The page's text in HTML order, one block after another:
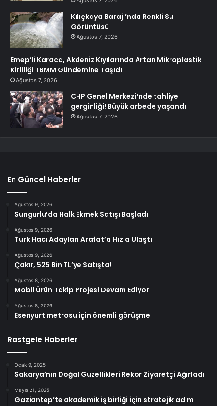
Kılıçkaya Barajı’nda Renkli Su
Görüntüsü
Ağustos 7, 2026
Emep’li Karaca, Akdeniz Kıyılarında Artan Mikroplastik
Kirliliği TBMM Gündemine Taşıdı
Ağustos 7, 2026
CHP Genel Merkezi’nde tahliye
gerginliği! Büyük arbede yaşandı
Ağustos 7, 2026
En Güncel Haberler
Ağustos 9, 2026
Sungurlu’da Halk Ekmek Satışı Başladı
Ağustos 9, 2026
Türk Hacı Adayları Arafat’a Hızla Ulaştı
Ağustos 9, 2026
Çakır, 525 Bin TL’ye Satışta!
Ağustos 8, 2026
Mobil Ürün Takip Projesi Devam Ediyor
Ağustos 8, 2026
Esenyurt metrosu için önemli görüşme
Rastgele Haberler
Ocak 9, 2025
Sakarya’nın Doğal Güzellikleri Rekor Ziyaretçi Ağırladı
Mayıs 21, 2025
Gaziantep’te akademik iş birliği için stratejik adım